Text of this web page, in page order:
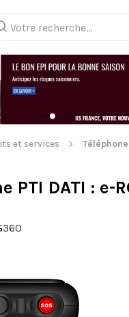
et services Téléphone
PTI DATI : e-